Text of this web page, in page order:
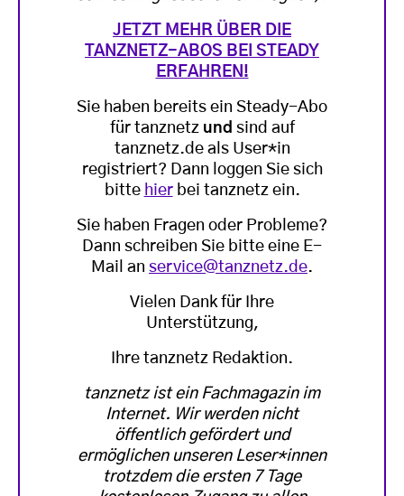
JETZT MEHR ÜBER DIE
TANZNETZ-ABOS BEI STEADY
ERFAHREN!
Sie haben bereits ein Steady-Abo
für tanznetz und sind auf
tanznetz.de als User*in
registriert? Dann loggen Sie sich
bitte hierbei tanznetz ein.
Sie haben Fragen oder Probleme?
Dann schreiben Sie bitte eine E-
Mail an service@tanznetz.de.
Vielen Dank für Ihre
Unterstützung,
Ihre tanznetz Redaktion.
tanznetz ist ein Fachmagazin im
Internet. Wir werden nicht
öffentlich gefördert und
ermöglichen unseren Leser*innen
trotzdem die ersten 7 Tage